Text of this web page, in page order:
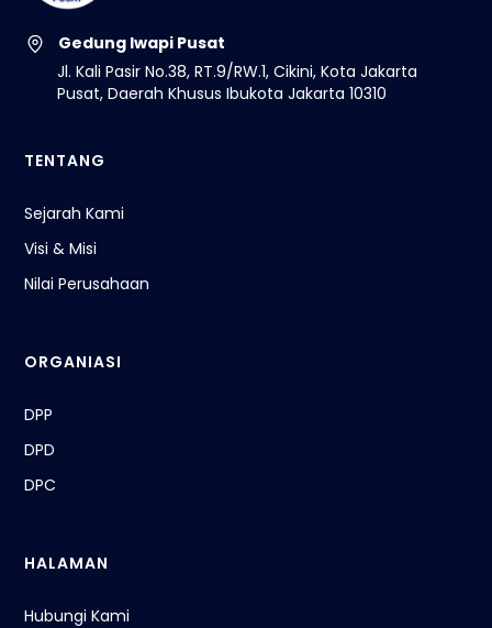
Gedung Iwapi Pusat
Jl. Kali Pasir No.38, RT.9/RW.1, Cikini, Kota Jakarta
Pusat, Daerah Khusus Ibukota Jakarta 10310
TENTANG
Sejarah Kami
Visi & Misi
Nilai Perusahaan
ORGANIASI
DPP
DPD
DPC
HALAMAN
Hubungi Kami